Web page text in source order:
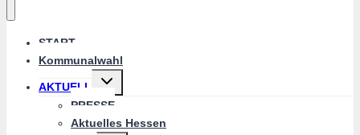
START
Kommunalwahl
AKTUELL
Untermenü
PRESSE
Aktuelles Hessen